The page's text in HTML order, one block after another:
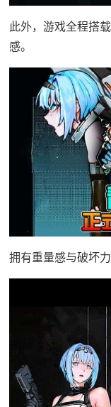
此外，游戏全程搭
感。
拥有重量感与破坏